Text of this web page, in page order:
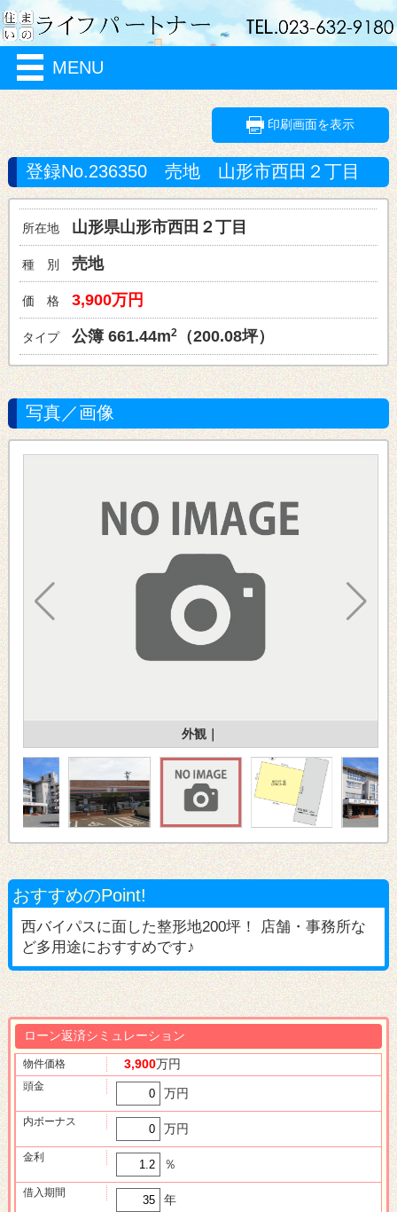
MENU
印刷画面を表示
登録No.236350 売地 山形市西田２丁目
所在地 山形県山形市西田２丁目
種 別 売地
価 格 3,900万円
タイプ 661.44m2（200.08坪）
写真／画像
1
おすすめのPoint!
西バイパスに面した整形地200坪！ 店舗・事務所な
ど多用途におすすめです♪
ローン返済シミュレーション
物件価格 3,900万円
頭金 万円
内ボーナス 万円
金利 ％
借入期間 年